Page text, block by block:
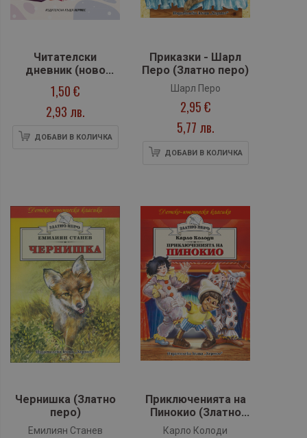
Читателски
дневник (ново
издание)
1,50 €
2,93 лв.
ДОБАВИ В КОЛИЧКА
Приказки - Шарл
Перо (Златно перо)
Шарл Перо
2,95 €
5,77 лв.
ДОБАВИ В КОЛИЧКА
Чернишка (Златно
перо)
Емилиян Станев
Приключенията на
Пинокио (Златно
перо)
Карло Колоди